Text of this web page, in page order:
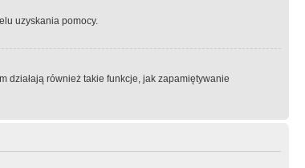
uzyskania pomocy.
działają również takie funkcje, jak zapamiętywanie